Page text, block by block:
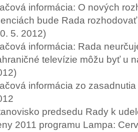
informácia: O nových
bude Rada
5. 2012)
informácia: Rada
televízie môžu byť u
informácia zo
predsedu Rady k
2011 programu Lampa: